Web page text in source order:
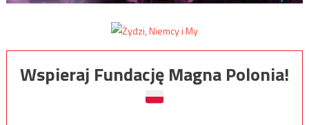
Wspieraj Fundację Magna Polonia!